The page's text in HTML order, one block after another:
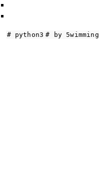
# python3 # by 5wimming